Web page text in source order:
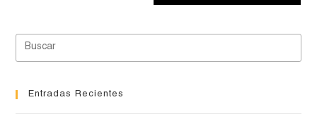
Entradas Recientes